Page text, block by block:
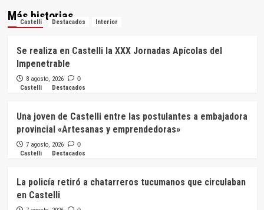
Más historias
Castelli Destacados Interior
Se realiza en Castelli la XXX Jornadas Apícolas del
Impenetrable
8 agosto, 2026 0
Castelli Destacados
Una joven de Castelli entre las postulantes a embajadora
provincial «Artesanas y emprendedoras»
7 agosto, 2026 0
Castelli Destacados
La policía retiró a chatarreros tucumanos que circulaban
en Castelli